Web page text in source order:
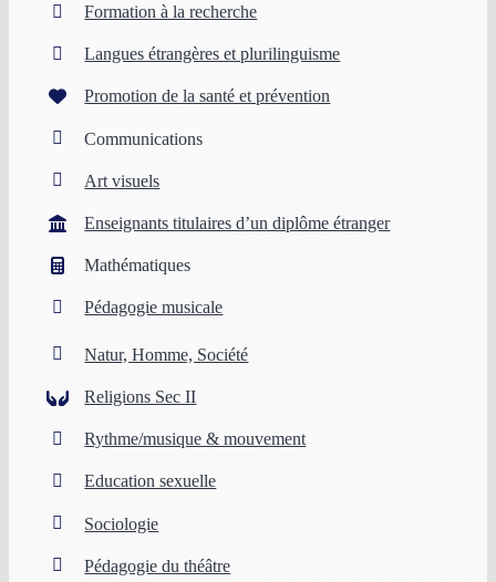
Formation à la recherche
Langues étrangères et plurilinguisme
Promotion de la santé et prévention
Communications
Art visuels
Enseignants titulaires d’un diplôme étranger
Mathématiques
Pédagogie musicale
Natur, Homme, Société
Religions Sec II
Rythme/musique & mouvement
Education sexuelle
Sociologie
Pédagogie du théâtre